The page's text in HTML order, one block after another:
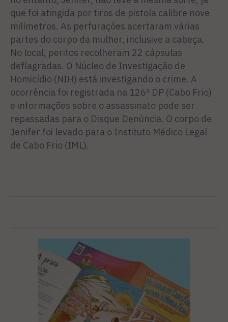
que foi atingida por tiros de pistola calibre nove
milímetros. As perfurações acertaram várias
partes do corpo da mulher, inclusive a cabeça.
No local, peritos recolheram 22 cápsulas
deflagradas. O Núcleo de Investigação de
Homicídio (NIH) está investigando o crime. A
ocorrência foi registrada na 126ª DP (Cabo Frio)
e informações sobre o assassinato pode ser
repassadas para o Disque Denúncia. O corpo de
Jenifer foi levado para o Instituto Médico Legal
de Cabo Frio (IML).